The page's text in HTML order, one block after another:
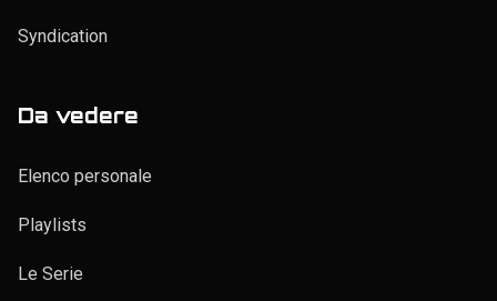
Syndication
Da vedere
Elenco personale
Playlists
Le Serie